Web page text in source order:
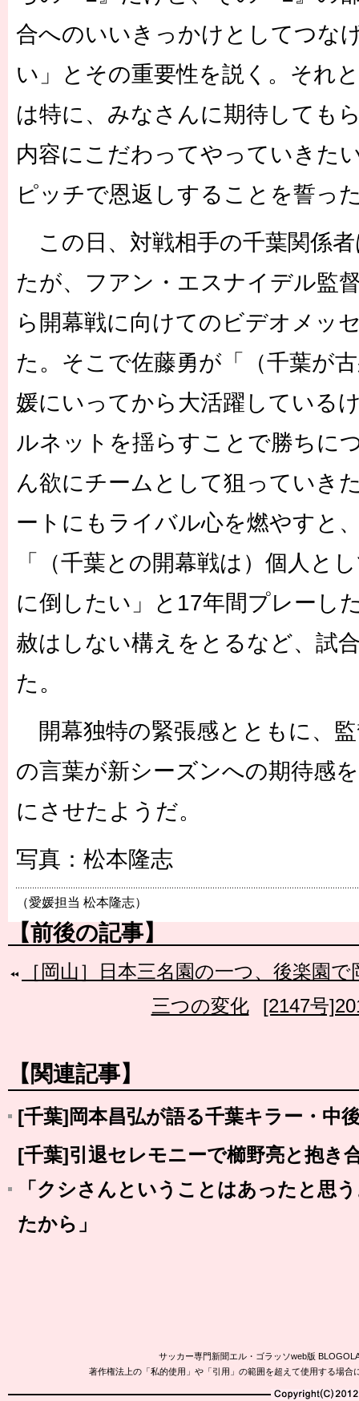
合へのいいきっかけとしてつな
い」とその重要性を説く。それ
は特に、みなさんに期待しても
内容にこだわってやっていきた
ピッチで恩返しすることを誓っ
この日、対戦相手の千葉関係
たが、フアン・エスナイデル監
ら開幕戦に向けてのビデオメッ
た。そこで佐藤勇が「（千葉が
媛にいってから大活躍している
ルネットを揺らすことで勝ちに
ん欲にチームとして狙っていき
ートにもライバル心を燃やすと
「（千葉との開幕戦は）個人と
に倒したい」と17年間プレーし
赦はしない構えをとるなど、試
た。
開幕独特の緊張感とともに、
の言葉が新シーズンへの期待感
にさせたようだ。
写真：松本隆志
（愛媛担当 松本隆志）
【前後の記事】
［岡山］日本三名園の一つ、後楽園
三つの変化
[2147号
【関連記事】
[千葉]岡本昌弘が語る千葉キラー・中
[千葉]引退セレモニーで櫛野亮と抱き
「クシさんということはあったと思
たから」
サッカー専門新聞エル・ゴラッソweb版
著作権法上の「私的使用」や「引用」の範囲を超えて使用する場